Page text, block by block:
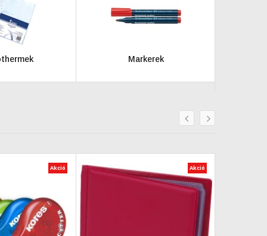
Markerek
Akció Akció